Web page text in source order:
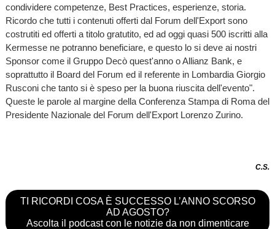
condividere competenze, Best Practices, esperienze, storia.
Ricordo che tutti i contenuti offerti dal Forum dell'Export sono
costrutiti ed offerti a titolo gratutito, ed ad oggi quasi 500 iscritti alla
Kermesse ne potranno beneficiare, e questo lo si deve ai nostri
Sponsor come il Gruppo Decò quest'anno o Allianz Bank, e
soprattutto il Board del Forum ed il referente in Lombardia Giorgio
Rusconi che tanto si è speso per la buona riuscita dell'evento".
Queste le parole al margine della Conferenza Stampa di Roma del
Presidente Nazionale del Forum dell'Export Lorenzo Zurino.
C.S.
TI RICORDI COSA È SUCCESSO L’ANNO SCORSO
AD AGOSTO?
Ascolta il podcast con le notizie da non dimenticare